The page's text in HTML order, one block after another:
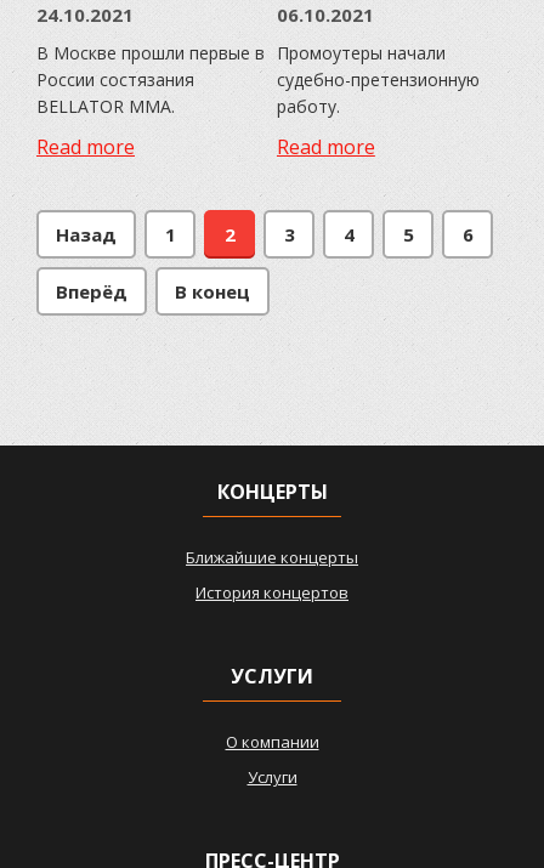
24.10.2021
В Москве прошли первые в
России состязания
BELLATOR MMA.
Read more
06.10.2021
Промоутеры начали
судебно-претензионную
работу.
Read more
Назад 1 2 3 4 5 6
Вперёд В конец
КОНЦЕРТЫ
Ближайшие концерты
История концертов
УСЛУГИ
О компании
Услуги
ПРЕСС-ЦЕНТР